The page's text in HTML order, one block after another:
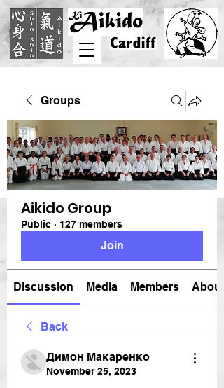
Groups
Aikido Group
Public · 127 members
Join
Discussion Media Members About
Back
Димон Макаренко
November 25, 2023